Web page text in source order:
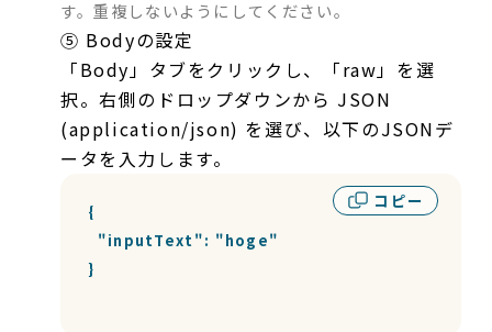
す。重複しないようにしてください。
⑤ Bodyの設定
「Body」タブをクリックし、「raw」を選
択。右側のドロップダウンから JSON
(application/json) を選び、以下のJSONデ
ータを入力します。
コピー
{
  "inputText": "hoge"
}